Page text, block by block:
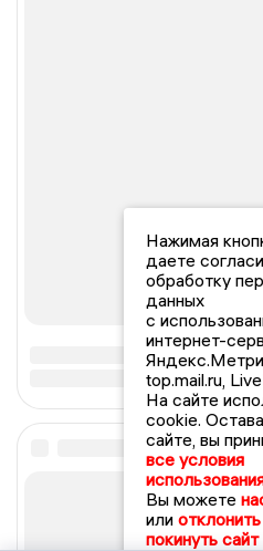
Нажимая
даете
обработку
данных
с
интернет-
top.mail.ru,
На сайте
cookie.
сайте, вы
все условия
Вы можете
или
покинуть сайт